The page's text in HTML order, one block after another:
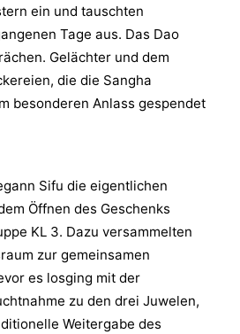
ein und tauschten
Tage aus. Das Dao
Gelächter und dem
die die Sangha
besonderen Anlass gespendet
Sifu die eigentlichen
Öffnen des Geschenks
KL 3. Dazu versammelten
zur gemeinsamen
es losging mit der
zu den drei Juwelen,
Weitergabe des